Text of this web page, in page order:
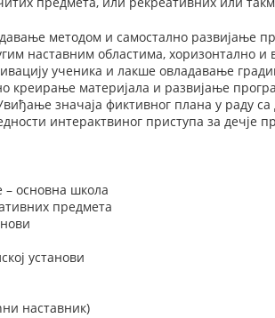
методом и самостално развијање
наставним областима, хоризонтално и
ученика и лакше овладавање
креирање материјала и развијање
значаја фиктивног плана у раду
интерактвиног приступа за дечје
– основна школа
предмета
установи
наставник)